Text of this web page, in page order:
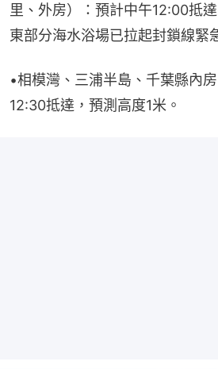
里、外房）：預計中午12:00抵
東部分海水浴場已拉起封鎖線緊
•相模灣、三浦半島、千葉縣內
12:30抵達，預測高度1米。